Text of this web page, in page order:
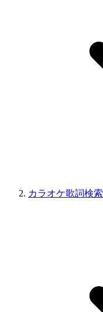
カラオケ歌詞検索